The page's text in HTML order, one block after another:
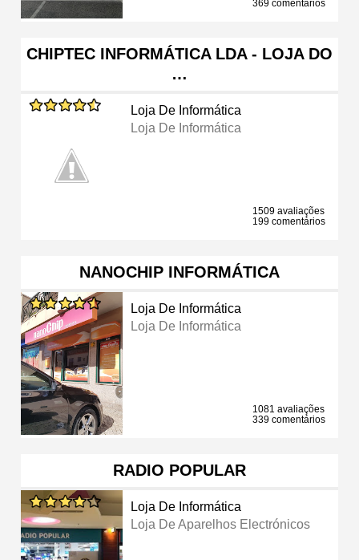
369 comentários
CHIPTEC INFORMÁTICA LDA - LOJA DO
…
Loja De Informática
Loja De Informática
1509 avaliações
199 comentários
NANOCHIP INFORMÁTICA
Loja De Informática
Loja De Informática
1081 avaliações
339 comentários
RADIO POPULAR
Loja De Informática
Loja De Aparelhos Electrónicos